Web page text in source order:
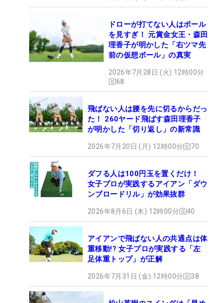
ドローが打てない人はボール
を見すぎ！ 元賞金女王・森田
理香子が明かした「右ツマ先
前の仮想ボール」の真実
2026年7月28日 (火) 12時00分
68
飛ばない人は腰を先に切るからだっ
た！ 260ヤード飛ばす森田理香子
が明かした「切り返し」の新常識
2026年7月20日 (月) 12時00分 70
ダフる人は100円玉を置くだけ！
女子プロが実践するアイアン「ダウ
ンブロードリル」が効果抜群
2026年8月6日 (木) 12時00分 40
アイアンで飛ばない人の共通点は体
重移動!? 女子プロが実践する「左
足体重トップ」が正解
2026年7月31日 (金) 12時00分 38